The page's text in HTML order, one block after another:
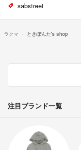
sabstreet
ラクマ ときぽんた's shop
注目ブランド一覧